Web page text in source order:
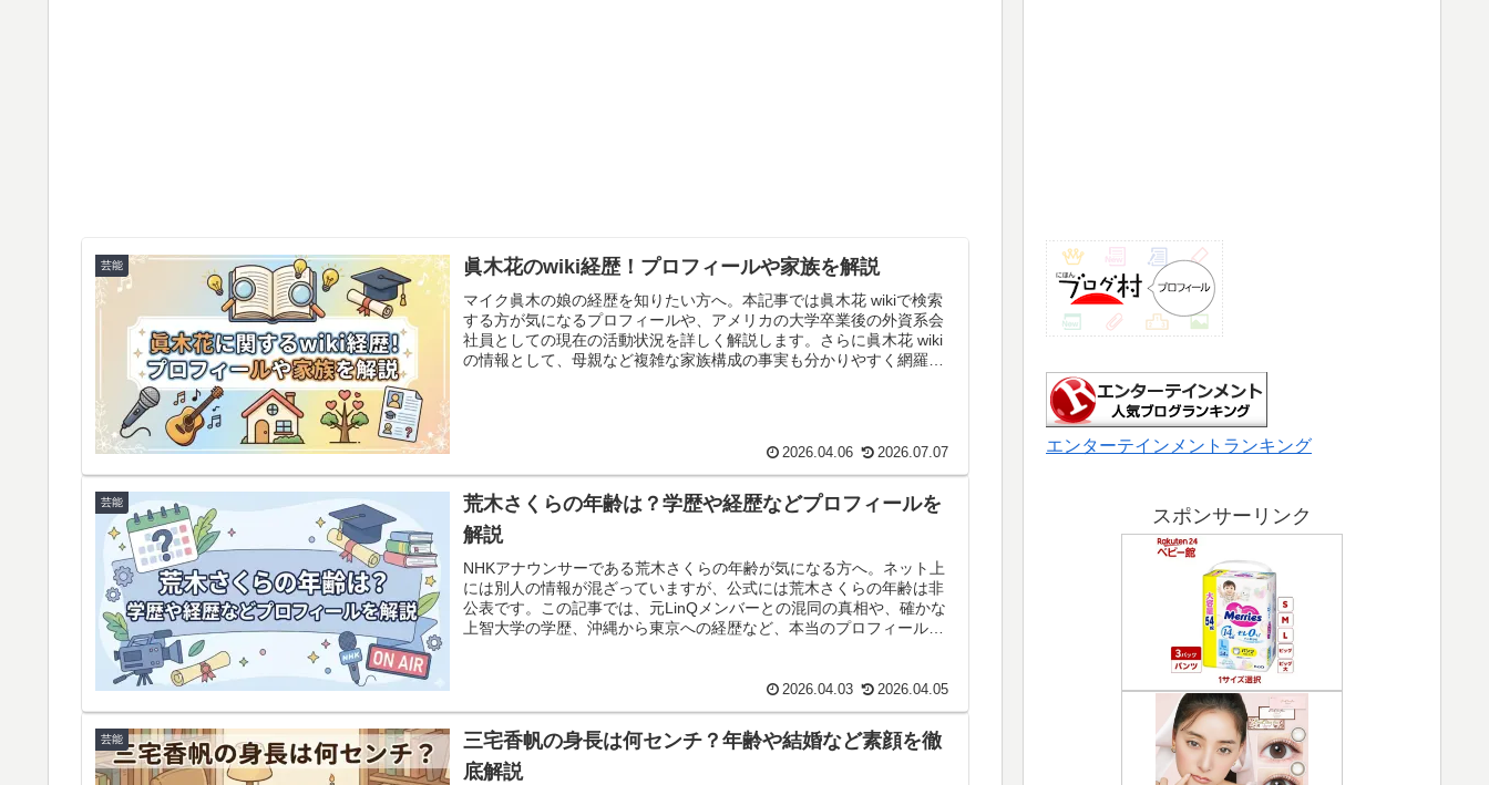
芸能 眞木花のwiki経歴！プロフィールや家族を解説
マイク眞木の娘の経歴を知りたい方へ。本記事では眞木花 wikiで検索
する方が気になるプロフィールや、アメリカの大学卒業後の外資系会
社員としての現在の活動状況を詳しく解説します。さらに眞木花 wiki
の情報として、母親など複雑な家族構成の事実も分かりやすく網羅し
2026.04.06 2026.07.07
芸能
荒木さくらの年齢は？学歴や経歴などプロフィールを
解説
NHKアナウンサーである荒木さくらの年齢が気になる方へ。ネット上
には別人の情報が混ざっていますが、公式には荒木さくらの年齢は非
公表です。この記事では、元LinQメンバーとの混同の真相や、確かな
上智大学の学歴、沖縄から東京への経歴など、本当のプロフィールを
2026.04.03 2026.04.05
芸能
三宅香帆の身長は何センチ？年齢や結婚など素顔を徹
底解説
エンターテインメントランキング
スポンサーリンク